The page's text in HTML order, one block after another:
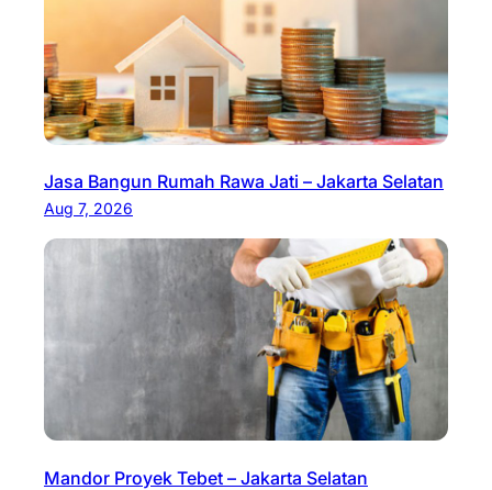
Jasa Bangun Rumah Rawa Jati – Jakarta Selatan
Aug 7, 2026
Mandor Proyek Tebet – Jakarta Selatan